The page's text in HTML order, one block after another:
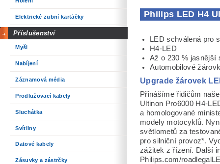
Elektrické zubní kartáčky
Příslušenství
Myši
Nabíjení
Záznamová média
Prodlužovací kabely
Sluchátka
Svítilny
Datové kabely
Zásuvky a zástrčky
Philips LED H4
LED schválená pro
H4-LED
Až o 230 % jasnější
Automobilové
Upgrade žárovek
Přinášíme řidičům
Ultinon Pro6000 H4-
a homologované
modely motocyklů.
světlometů za
pro silniční provoz*.
zážitek z řízení. Další
Philips.com/